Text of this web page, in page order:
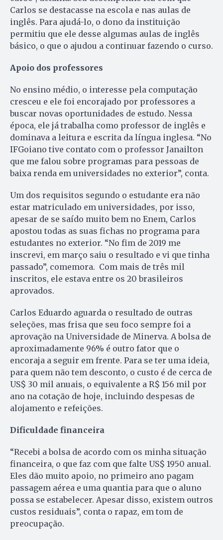
Carlos se destacasse na escola e nas aulas de
inglês. Para ajudá-lo, o dono da instituição
permitiu que ele desse algumas aulas de inglês
básico, o que o ajudou a continuar fazendo o curso.
Apoio dos professores
No ensino médio, o interesse pela computação
cresceu e ele foi encorajado por professores a
buscar novas oportunidades de estudo. Nessa
época, ele já trabalha como professor de inglês e
dominava a leitura e escrita da língua inglesa. “No
IFGoiano tive contato com o professor Janailton
que me falou sobre programas para pessoas de
baixa renda em universidades no exterior”, conta.
Um dos requisitos segundo o estudante era não
estar matriculado em universidades, por isso,
apesar de se saído muito bem no Enem, Carlos
apostou todas as suas fichas no programa para
estudantes no exterior. “No fim de 2019 me
inscrevi, em março saiu o resultado e vi que tinha
passado”, comemora. Com mais de três mil
inscritos, ele estava entre os 20 brasileiros
aprovados.
Carlos Eduardo aguarda o resultado de outras
seleções, mas frisa que seu foco sempre foi a
aprovação na Universidade de Minerva. A bolsa de
aproximadamente 96% é outro fator que o
encoraja a seguir em frente. Para se ter uma ideia,
para quem não tem desconto, o custo é de cerca de
US$ 30 mil anuais, o equivalente a R$ 156 mil por
ano na cotação de hoje, incluindo despesas de
alojamento e refeições.
Dificuldade financeira
“Recebi a bolsa de acordo com os minha situação
financeira, o que faz com que falte US$ 1950 anual.
Eles dão muito apoio, no primeiro ano pagam
passagem aérea e uma quantia para que o aluno
possa se estabelecer. Apesar disso, existem outros
custos residuais”, conta o rapaz, em tom de
preocupação.